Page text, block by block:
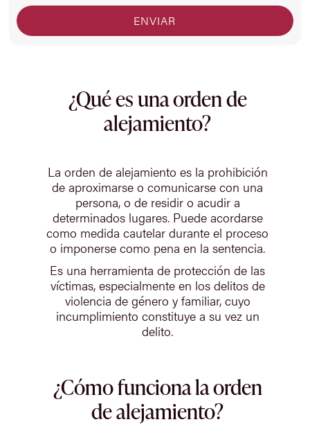
¿Qué es una orden de
alejamiento?
La orden de alejamiento es la prohibición
de aproximarse o comunicarse con una
persona, o de residir o acudir a
determinados lugares. Puede acordarse
como medida cautelar durante el proceso
o imponerse como pena en la sentencia.
Es una herramienta de protección de las
víctimas, especialmente en los delitos de
violencia de género y familiar, cuyo
incumplimiento constituye a su vez un
delito.
¿Cómo funciona la orden
de alejamiento?